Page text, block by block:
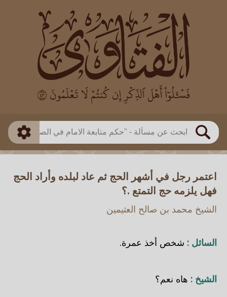
بحث
العالم
بن باز
بن العثيمين
اللجنة الدائمة
طريقة البحث
ذكي
اعتمر رجل في أشهر الحج ثم عاد لبلده وأراد الحج
فهل يلزمه حج التمتع .؟
الشيخ محمد بن صالح العثيمين
السائل : شخص أخذ عمرة.
الشيخ : هاه نعم؟